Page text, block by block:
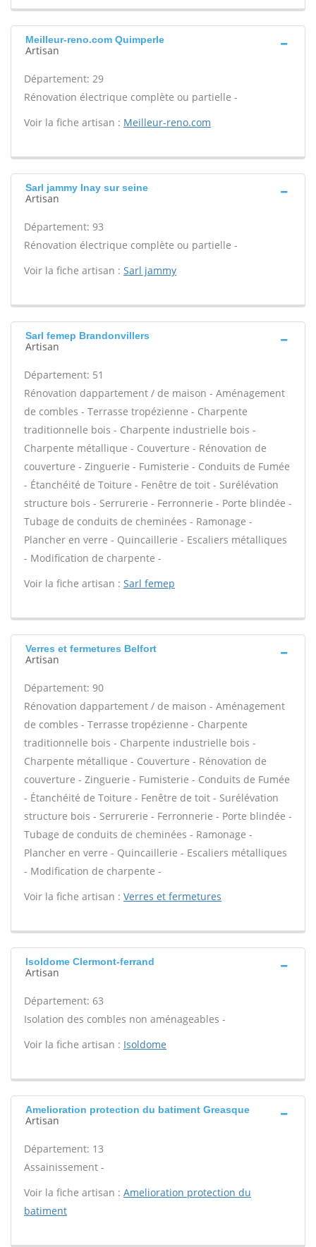
Meilleur-reno.com Quimperle
Artisan
Département: 29
Rénovation électrique complète ou partielle -
Voir la fiche artisan : Meilleur-reno.com
Sarl jammy Inay sur seine
Artisan
Département: 93
Rénovation électrique complète ou partielle -
Voir la fiche artisan : Sarl jammy
Sarl femep Brandonvillers
Artisan
Département: 51
Rénovation dappartement / de maison - Aménagement
de combles - Terrasse tropézienne - Charpente
traditionnelle bois - Charpente industrielle bois -
Charpente métallique - Couverture - Rénovation de
couverture - Zinguerie - Fumisterie - Conduits de Fumée
- Étanchéité de Toiture - Fenêtre de toit - Surélévation
structure bois - Serrurerie - Ferronnerie - Porte blindée -
Tubage de conduits de cheminées - Ramonage -
Plancher en verre - Quincaillerie - Escaliers métalliques
- Modification de charpente -
Voir la fiche artisan : Sarl femep
Verres et fermetures Belfort
Artisan
Département: 90
Rénovation dappartement / de maison - Aménagement
de combles - Terrasse tropézienne - Charpente
traditionnelle bois - Charpente industrielle bois -
Charpente métallique - Couverture - Rénovation de
couverture - Zinguerie - Fumisterie - Conduits de Fumée
- Étanchéité de Toiture - Fenêtre de toit - Surélévation
structure bois - Serrurerie - Ferronnerie - Porte blindée -
Tubage de conduits de cheminées - Ramonage -
Plancher en verre - Quincaillerie - Escaliers métalliques
- Modification de charpente -
Voir la fiche artisan : Verres et fermetures
Isoldome Clermont-ferrand
Artisan
Département: 63
Isolation des combles non aménageables -
Voir la fiche artisan : Isoldome
Amelioration protection du batiment Greasque
Artisan
Département: 13
Assainissement -
Voir la fiche artisan : Amelioration protection du
batiment